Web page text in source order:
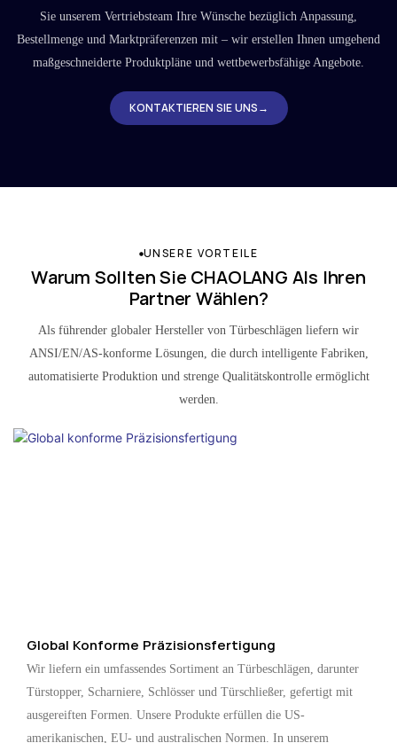
Sie unserem Vertriebsteam Ihre Wünsche bezüglich Anpassung,
Bestellmenge und Marktpräferenzen mit – wir erstellen Ihnen umgehend
maßgeschneiderte Produktpläne und wettbewerbsfähige Angebote.
KONTAKTIEREN SIE UNS→
UNSERE VORTEILE
Warum Sollten Sie CHAOLANG Als Ihren
Partner Wählen?
Als führender globaler Hersteller von Türbeschlägen liefern wir
ANSI/EN/AS-konforme Lösungen, die durch intelligente Fabriken,
automatisierte Produktion und strenge Qualitätskontrolle ermöglicht
werden.
Global Konforme Präzisionsfertigung
Wir liefern ein umfassendes Sortiment an Türbeschlägen, darunter
Türstopper, Scharniere, Schlösser und Türschließer, gefertigt mit
ausgereiften Formen. Unsere Produkte erfüllen die US-
amerikanischen, EU- und australischen Normen. In unserem